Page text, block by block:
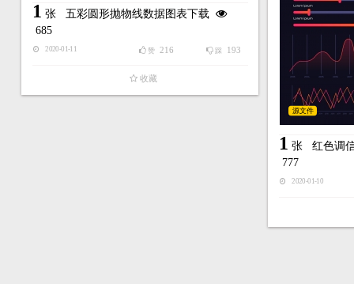
1 张 五彩圆形抛物线数据图表下载
685
2020-01-11 踩 193
赞 216
收藏
源文件
1 张 红色调
777
2020-01-10